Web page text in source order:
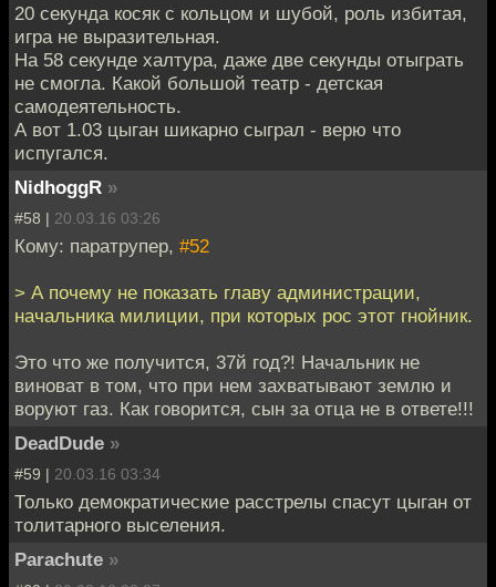
20 секунда косяк с кольцом и шубой, роль избитая,
игра не выразительная.
На 58 секунде халтура, даже две секунды отыграть
не смогла. Какой большой театр - детская
самодеятельность.
А вот 1.03 цыган шикарно сыграл - верю что
испугался.
NidhoggR »
#58 | 20.03.16 03:26
Кому: паратрупер, #52
> А почему не показать главу администрации,
начальника милиции, при которых рос этот гнойник.
Это что же получится, 37й год?! Начальник не
виноват в том, что при нем захватывают землю и
воруют газ. Как говорится, сын за отца не в ответе!!!
DeadDude »
#59 | 20.03.16 03:34
Только демократические расстрелы спасут цыган от
толитарного выселения.
Parachute »